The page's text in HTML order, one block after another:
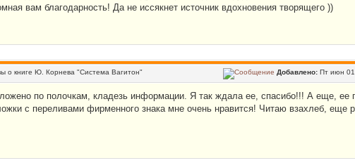
вам благодарность! Да не иссякнет источник вдохновения творящего ))
о книге Ю. Корнева "Система Вагитон" Добавлено: Пт июн
по полочкам, кладезь информации. Я так ждала ее, спасибо!!! А еще, ее
с переливами фирменного знака мне очень нравится! Читаю взахлеб, еще